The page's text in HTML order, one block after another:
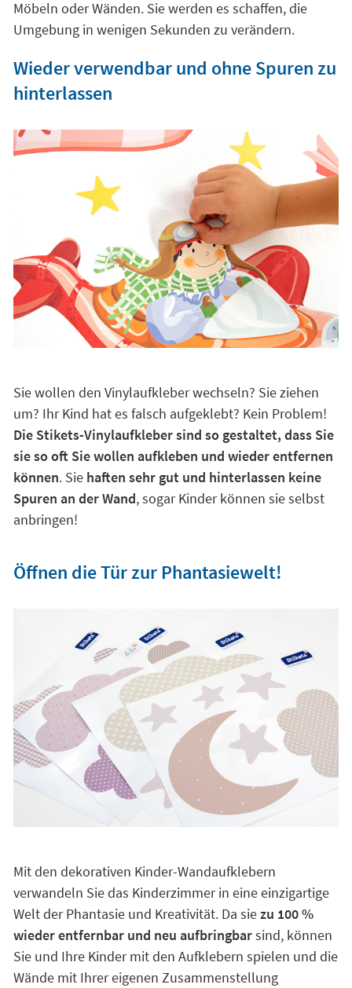
Möbeln oder Wänden. Sie werden es schaffen, die
Umgebung in wenigen Sekunden zu verändern.
Wieder verwendbar und ohne Spuren zu
hinterlassen
Sie wollen den Vinylaufkleber wechseln? Sie ziehen
um? Ihr Kind hat es falsch aufgeklebt? Kein Problem!
Die Stikets-Vinylaufkleber sind so gestaltet, dass Sie
sie so oft Sie wollen aufkleben und wieder entfernen
können. Sie haften sehr gut und hinterlassen keine
Spuren an der Wand, sogar Kinder können sie selbst
anbringen!
Öffnen die Tür zur Phantasiewelt!
Mit den dekorativen Kinder-Wandaufklebern
verwandeln Sie das Kinderzimmer in eine einzigartige
Welt der Phantasie und Kreativität. Da siezu 100 %
wieder entfernbar und neu aufbringbarsind, können
Sie und Ihre Kinder mit den Aufklebern spielen und die
Wände mit Ihrer eigenen Zusammenstellung